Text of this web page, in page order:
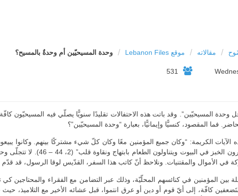
/ مقالاته / موقع Lebanon Files / وحدة المسيحيّين أم وحدةٌ بالمسيح؟
531
وحدة المسيحيّين”. وقد باتت هذه الاحتفالات تقليدًا سنويًّا يصلّي فيه المسيحيّون
فما المقصود، كنسيًّا وإيمانيًّا، بعبارة “وحدة المسيحيّين”؟
الكريمة: “وكان جميع المؤمنين معًا وكان كلّ شيء مشتركًا بينهم. وكانوا
كلّ واحد. ويلازمون الهيكل كلّ يوم
الأموال والمقتنيات. ونلاحظ أنّ كاتب هذا السفر، القدّيس لوقا الرسول، قد قدّم
بين المؤمنين في كنائسهم المحلّيّة، وذلك عبر التضامن مع الفقراء والمحتاجين
كافّة، إلى أيّ قوم أو دين أو عرق انتموا، قبل عشائه الأخير مع